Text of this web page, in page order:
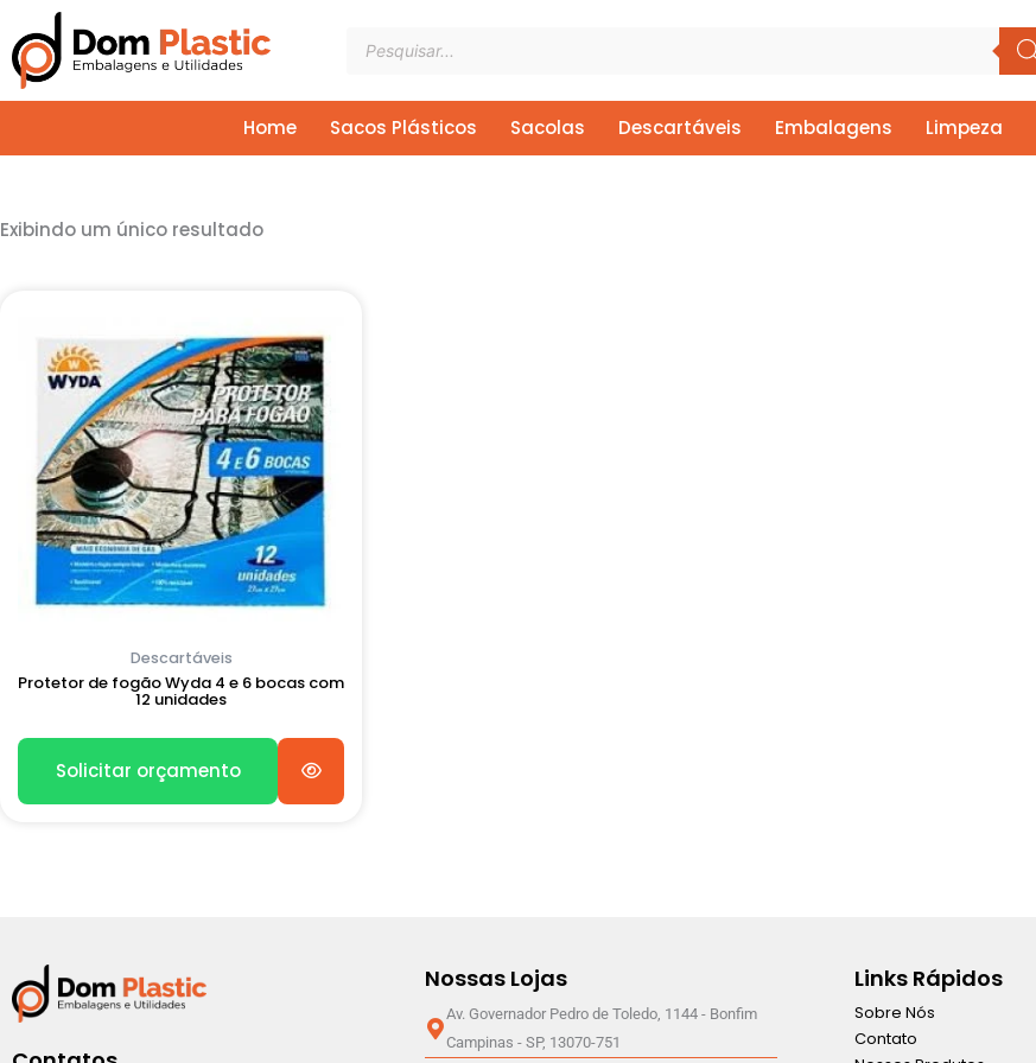
para
conteúdo
produtos
Home Sacos Plásticos Sacolas Descartáveis Embalagens Limpeza
Exibindo um único resultado
Descartáveis
Protetor de fogão Wyda 4 e 6 bocas com
12 unidades
Solicitar orçamento
Nossas Lojas
Av. Governador Pedro de Toledo, 1144 - Bonfim
Campinas - SP, 13070-751
Links Rápidos
Sobre Nós
Contato